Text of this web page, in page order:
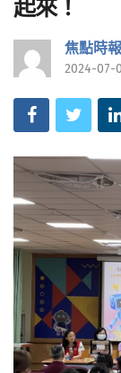
起來！
焦點時報
2024-07-